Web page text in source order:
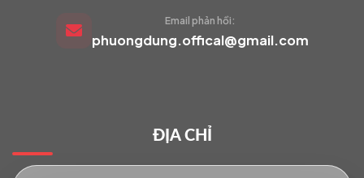
Email phản hồi:
phuongdung.offical@gmail.com
ĐỊA CHỈ